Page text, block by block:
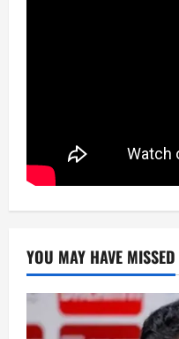
YOU MAY HAVE MISSED